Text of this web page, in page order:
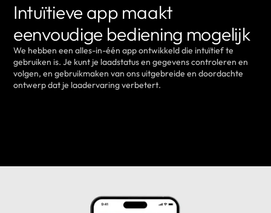
Intuïtieve app maakt
eenvoudige bediening mogelijk
We hebben een alles-in-één app ontwikkeld die intuïtief te
gebruiken is. Je kunt je laadstatus en gegevens controleren en
volgen, en gebruikmaken van ons uitgebreide en doordachte
ontwerp dat je laadervaring verbetert.